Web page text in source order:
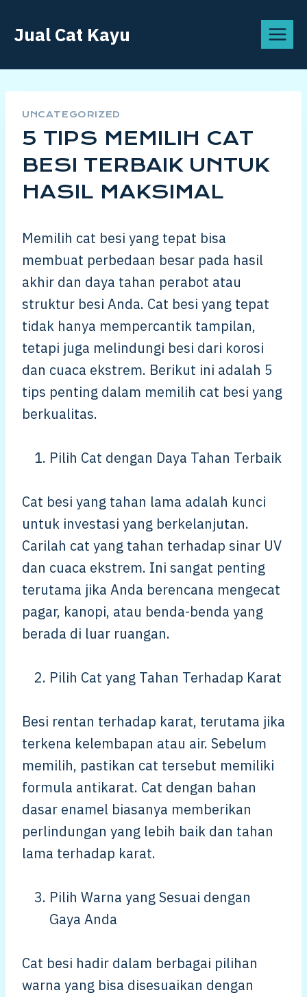
Jual Cat Kayu
UNCATEGORIZED
5 TIPS MEMILIH CAT
BESI TERBAIK UNTUK
HASIL MAKSIMAL
Memilih cat besi yang tepat bisa
membuat perbedaan besar pada hasil
akhir dan daya tahan perabot atau
struktur besi Anda. Cat besi yang tepat
tidak hanya mempercantik tampilan,
tetapi juga melindungi besi dari korosi
dan cuaca ekstrem. Berikut ini adalah 5
tips penting dalam memilih cat besi yang
berkualitas.
Pilih Cat dengan Daya Tahan Terbaik
Cat besi yang tahan lama adalah kunci
untuk investasi yang berkelanjutan.
Carilah cat yang tahan terhadap sinar UV
dan cuaca ekstrem. Ini sangat penting
terutama jika Anda berencana mengecat
pagar, kanopi, atau benda-benda yang
berada di luar ruangan.
Pilih Cat yang Tahan Terhadap Karat
Besi rentan terhadap karat, terutama jika
terkena kelembapan atau air. Sebelum
memilih, pastikan cat tersebut memiliki
formula antikarat. Cat dengan bahan
dasar enamel biasanya memberikan
perlindungan yang lebih baik dan tahan
lama terhadap karat.
Pilih Warna yang Sesuai dengan
Gaya Anda
Cat besi hadir dalam berbagai pilihan
warna yang bisa disesuaikan dengan